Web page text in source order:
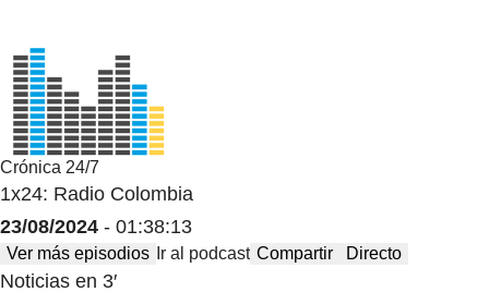
Crónica 24/7
1x24: Radio Colombia
23/08/2024 - 01:38:13
Ver más episodios Ir al podcast Compartir Directo
Noticias en 3′